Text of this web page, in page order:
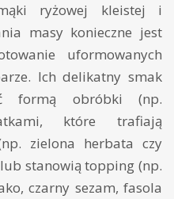
ryżowej kleistej i
masy konieczne jest
uformowanych
Ich delikatny smak
formą obróbki (np.
które trafiają
zielona herbata czy
stanowią topping (np.
czarny sezam, fasola